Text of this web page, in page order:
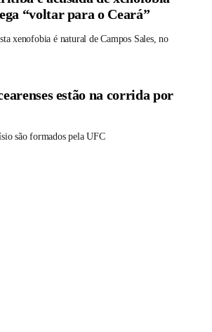
“voltar para o Ceará”
xenofobia é natural de Campos Sales, no
estão na corrida por
são formados pela UFC